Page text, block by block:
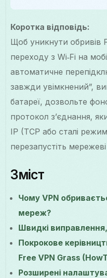
Коротка відповідь:
Щоб уникнути обривів
переходу з Wi‑Fi на
автоматичне
завжди увімкнений”,
батареї, дозвольте
протокол з’єднання,
IP (TCP або сталі
перезапустіть
Зміст
Чому VPN
мереж?
Швидкі
Покрокове
Free VPN Grass
Розширені